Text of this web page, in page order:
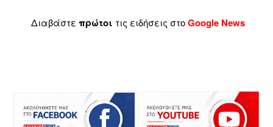
Διαβάστε πρώτοι τις ειδήσεις στοGoogle News